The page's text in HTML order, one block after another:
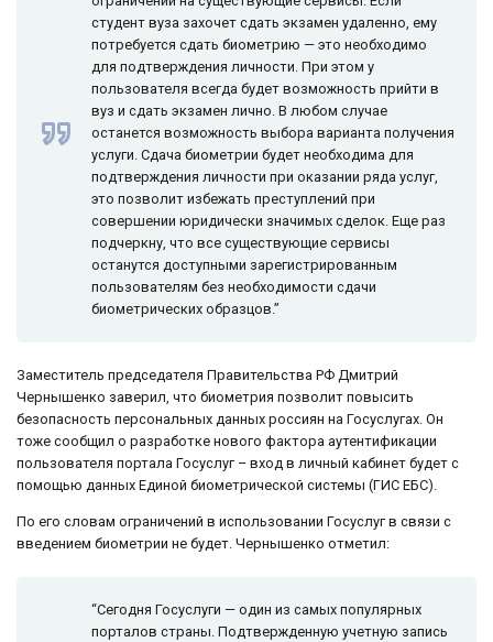
студент вуза захочет сдать экзамен удаленно, ему
потребуется сдать биометрию — это необходимо
для подтверждения личности. При этом у
пользователя всегда будет возможность прийти в
вуз и сдать экзамен лично. В любом случае
останется возможность выбора варианта получения
услуги. Сдача биометрии будет необходима для
подтверждения личности при оказании ряда услуг,
это позволит избежать преступлений при
совершении юридически значимых сделок. Еще раз
подчеркну, что все существующие сервисы
останутся доступными зарегистрированным
пользователям без необходимости сдачи
биометрических образцов.”
Заместитель председателя Правительства РФ Дмитрий
Чернышенко заверил, что биометрия позволит повысить
безопасность персональных данных россиян на Госуслугах. Он
тоже сообщил о разработке нового фактора аутентификации
пользователя портала Госуслуг – вход в личный кабинет будет с
помощью данных Единой биометрической системы (ГИС ЕБС).
По его словам ограничений в использовании Госуслуг в связи с
введением биометрии не будет. Чернышенко отметил:
“Сегодня Госуслуги — один из самых популярных
порталов страны. Подтвержденную учетную запись